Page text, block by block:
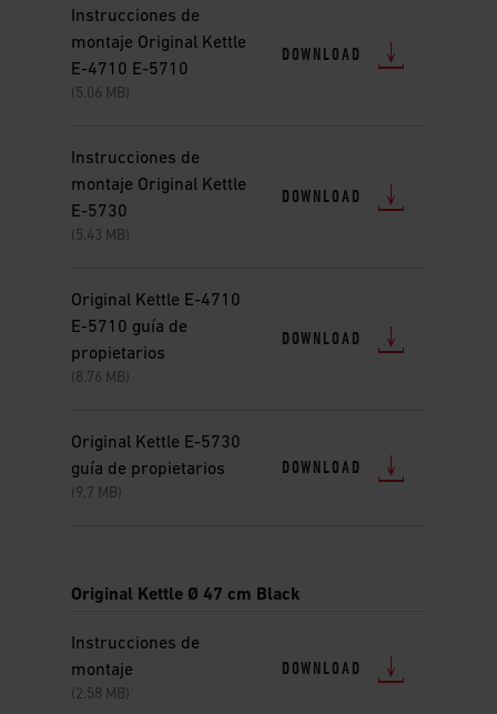
Instrucciones de
montaje Original Kettle
E-4710 E-5710
(5.06 MB)
DOWNLOAD
Instrucciones de
montaje Original Kettle
E-5730
(5.43 MB)
DOWNLOAD
Original Kettle E-4710
E-5710 guía de
propietarios
(8.76 MB)
DOWNLOAD
Original Kettle E-5730
guía de propietarios
(9.7 MB)
DOWNLOAD
Original Kettle Ø 47 cm Black
Instrucciones de
montaje
(2.58 MB)
DOWNLOAD